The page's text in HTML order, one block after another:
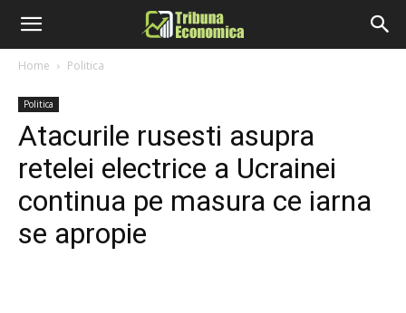
Home Politica
Politica
Atacurile rusesti asupra
retelei electrice a Ucrainei
continua pe masura ce iarna
se apropie